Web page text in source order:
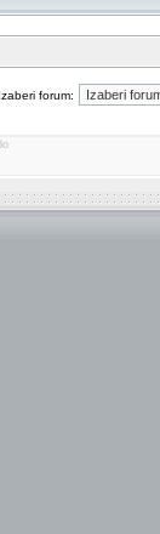
Izaberi forum: